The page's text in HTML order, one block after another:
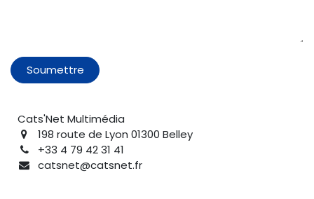
Soumettre
Cats'Net Multimédia
198 route de Lyon 01300 Belley
+33 4 79 42 31 41
catsnet@catsnet.fr